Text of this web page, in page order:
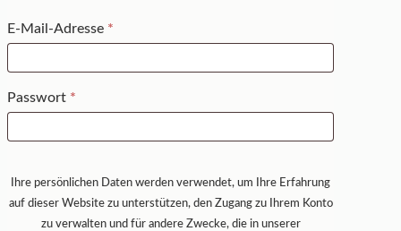
E-Mail-Adresse *
Passwort *
Ihre persönlichen Daten werden verwendet, um Ihre Erfahrung
auf dieser Website zu unterstützen, den Zugang zu Ihrem Konto
zu verwalten und für andere Zwecke, die in unserer